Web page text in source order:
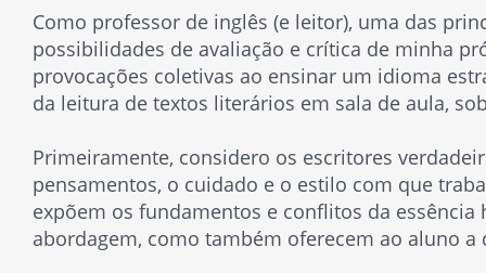
Como professor de inglês (e leitor), uma das
possibilidades de avaliação e crítica de minha
provocações coletivas ao ensinar um idioma
da leitura de textos literários em sala de aula,
Primeiramente, considero os escritores
pensamentos, o cuidado e o estilo com que
expõem os fundamentos e conflitos da
abordagem, como também oferecem ao aluno